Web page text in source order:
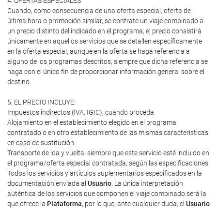
Cuando, como consecuencia de una oferta especial, oferta de
última hora o promoción similar, se contrate un viaje combinado a
un precio distinto del indicado en el programa, el precio consistirá
únicamente en aquellos servicios que se detallen específicamente
en la oferta especial, aunque en la oferta se haga referencia a
alguno de los programas descritos, siempre que dicha referencia se
haga con el único fin de proporcionar información general sobre el
destino.
5. EL PRECIO INCLUYE:
Impuestos indirectos (IVA, IGIC), cuando proceda
Alojamiento en el establecimiento elegido en el programa
contratado o en otro establecimiento de las mismas características
en caso de sustitución.
Transporte de ida y vuelta, siempre que este servicio esté incluido en
el programa/oferta especial contratada, según las especificaciones
Todos los servicios y artículos suplementarios especificados en la
documentación enviada al Usuario . La única interpretación
auténtica de los servicios que componen el viaje combinado será la
que ofrece la Plataforma, por lo que, ante cualquier duda, el Usuario